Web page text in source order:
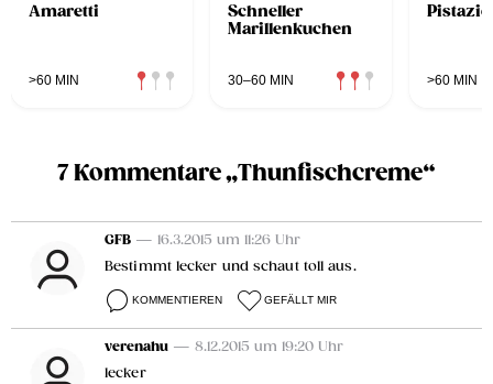
Amaretti
>60 MIN
Schneller
Marillenkuchen
30–60 MIN >60 MIN
7 Kommentare „Thunfischcreme“
GFB — 16.3.2015 um 11:26 Uhr
Bestimmt lecker und schaut toll aus.
KOMMENTIEREN GEFÄLLT MIR
verenahu — 8.12.2015 um 19:20 Uhr
lecker